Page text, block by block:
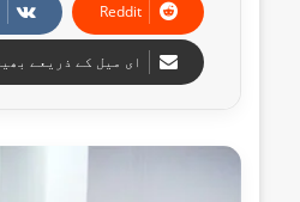
Reddit
ای میل کے ذریعے